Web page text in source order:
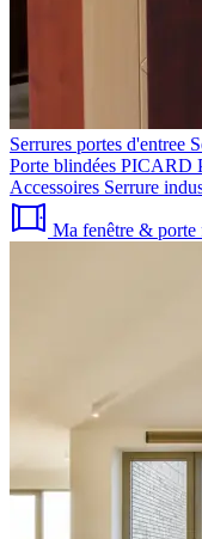
Serrures portes d'entree
Porte blindées PICARD
Accessoires Serrure
Ma fenêtre & porte